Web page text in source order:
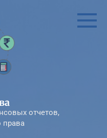
отчетов,
права